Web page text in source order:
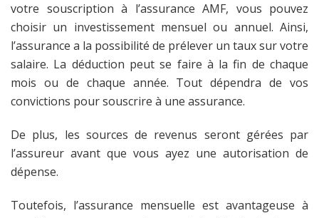
votre souscription à l’assurance AMF, vous pouvez
choisir un investissement mensuel ou annuel. Ainsi,
l’assurance a la possibilité de prélever un taux sur votre
salaire. La déduction peut se faire à la fin de chaque
mois ou de chaque année. Tout dépendra de vos
convictions pour souscrire à une assurance.
De plus, les sources de revenus seront gérées par
l’assureur avant que vous ayez une autorisation de
dépense.
Toutefois, l’assurance mensuelle est avantageuse à